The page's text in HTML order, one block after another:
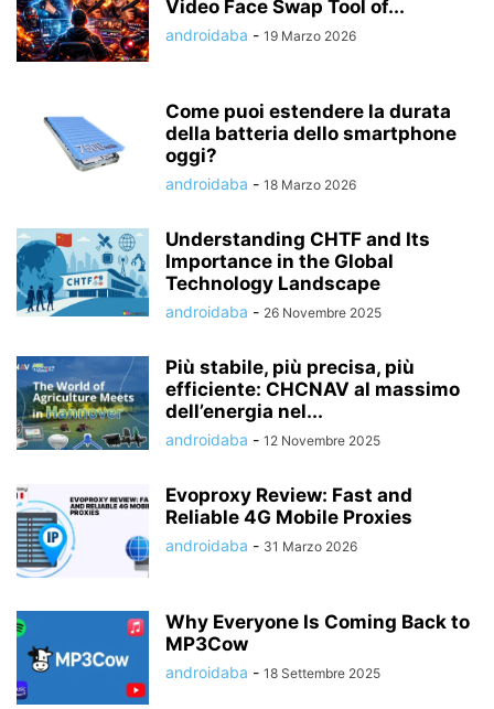
Video Face Swap Tool of...
androidaba - 19 Marzo 2026
Come puoi estendere la durata
della batteria dello smartphone
oggi?
androidaba - 18 Marzo 2026
Understanding CHTF and Its
Importance in the Global
Technology Landscape
androidaba - 26 Novembre 2025
Più stabile, più precisa, più
efficiente: CHCNAV al massimo
dell’energia nel...
androidaba - 12 Novembre 2025
Evoproxy Review: Fast and
Reliable 4G Mobile Proxies
androidaba - 31 Marzo 2026
Why Everyone Is Coming Back to
MP3Cow
androidaba - 18 Settembre 2025